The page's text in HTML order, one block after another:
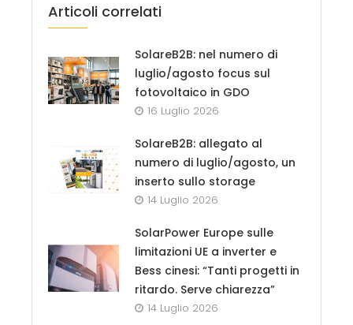
Articoli correlati
SolareB2B: nel numero di
luglio/agosto focus sul
fotovoltaico in GDO
16 Luglio 2026
SolareB2B: allegato al
numero di luglio/agosto, un
inserto sullo storage
14 Luglio 2026
SolarPower Europe sulle
limitazioni UE a inverter e
Bess cinesi: “Tanti progetti in
ritardo. Serve chiarezza”
14 Luglio 2026